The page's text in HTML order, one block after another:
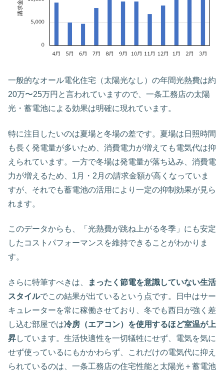
一般的なオール電化住宅（太陽光なし）の年間光熱費は約
20万〜25万円と言われていますので、一条工務店の太陽
光・蓄電池による効果は明確に現れています。
特に注目したいのは夏場と冬場の差です。夏場は日照時間
も長く発電量が多いため、消費電力が増えても電気代は抑
えられています。一方で冬場は発電量が落ち込み、消費電
力が増えるため、1月・2月の請求金額が高くなっていま
すが、それでも蓄電池の活用により一定の抑制効果が見ら
れます。
このデータからも、「光熱費が跳ね上がる冬季」にも安定
したコストパフォーマンスを維持できることがわかりま
す。
さらに特筆すべきは、
まったく節電を意識していない生活
スタイルでこの結果が出ているという点です。日中はサー
キュレーターを常に稼働させており、冬でも西日が強く差
し込む部屋では冷房（エアコン）を使用するほど室温が上
昇しています。生活快適性を一切犠牲にせず、電気を気に
せず使っているにもかかわらず、これだけの電気代に抑え
られているのは、一条工務店の住宅性能と太陽光＋蓄電池